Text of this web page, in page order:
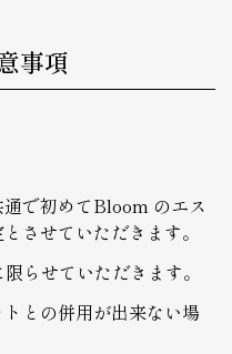
事項
で初めてBloom のエス
させていただきます。
らせていただきます。
との併用が出来ない場